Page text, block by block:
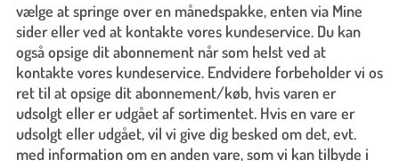
vælge at springe over en månedspakke, enten via Mine
sider eller ved at kontakte vores kundeservice. Du kan
også opsige dit abonnement når som helst ved at
kontakte vores kundeservice. Endvidere forbeholder vi os
ret til at opsige dit abonnement/køb, hvis varen er
udsolgt eller er udgået af sortimentet. Hvis en vare er
udsolgt eller udgået, vil vi give dig besked om det, evt.
med information om en anden vare, som vi kan tilbyde i